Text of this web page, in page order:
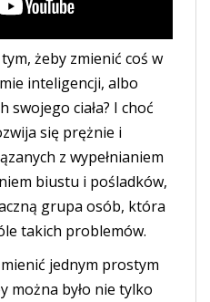
żeby zmienić coś w
inteligencji, albo
swojego ciała? I choć
się prężnie i
z wypełnianiem
biustu i pośladków,
grupa osób, która
takich problemów.
jednym prostym
można było nie tylko